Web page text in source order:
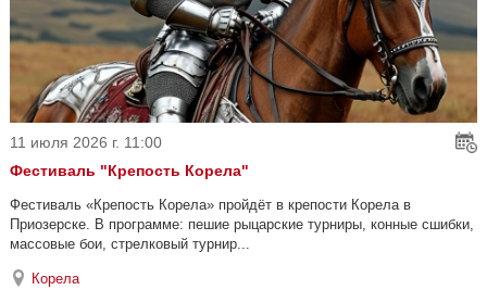
11 июля 2026 г. 11:00
Фестиваль "Крепость Корела"
Фестиваль «Крепость Корела» пройдёт в крепости Корела в
Приозерске. В программе: пешие рыцарские турниры, конные сшибки,
массовые бои, стрелковый турнир...
Корела